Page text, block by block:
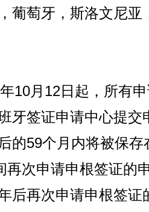
葡萄牙，斯洛文尼亚
10月12日起，所有
牙签证申请中心提交
的59个月内将被保
再次申请申根签证的
后再次申请申根签证